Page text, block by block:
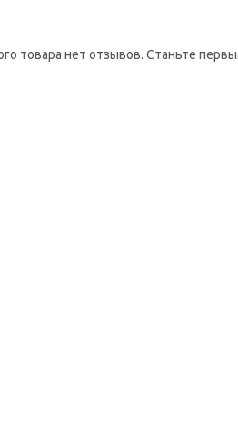
товара нет отзывов. Станьте